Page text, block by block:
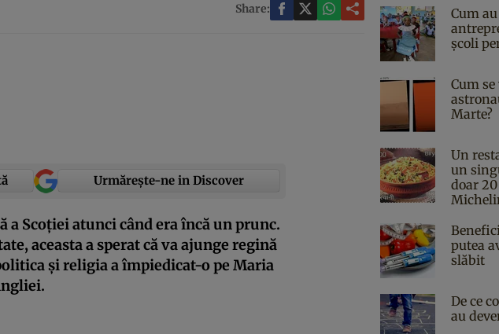
Share:
Urmărește-ne in Discover
a Scoției atunci când era încă un prunc.
aceasta a sperat că va ajunge regină
și religia a împiedicat-o pe Maria
Cum
școli
Cum
Marte?
Un
un
doar
putea
slăbit
De ce
au